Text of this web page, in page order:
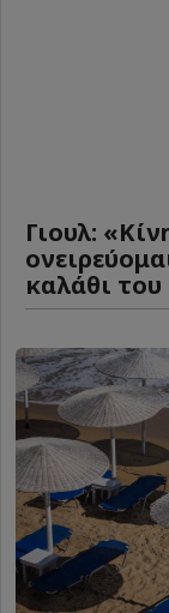
Γιουλ:
καλάθι του